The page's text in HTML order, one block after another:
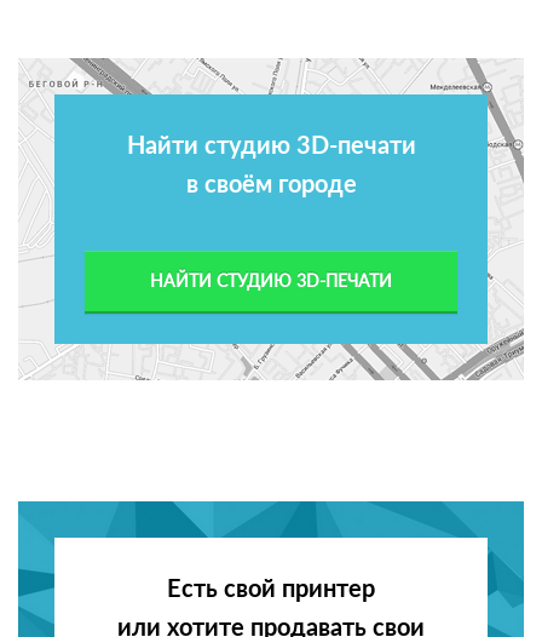
Найти студию 3D-печати
в своём городе
НАЙТИ СТУДИЮ 3D-ПЕЧАТИ
Есть свой принтер
или хотите продавать свои